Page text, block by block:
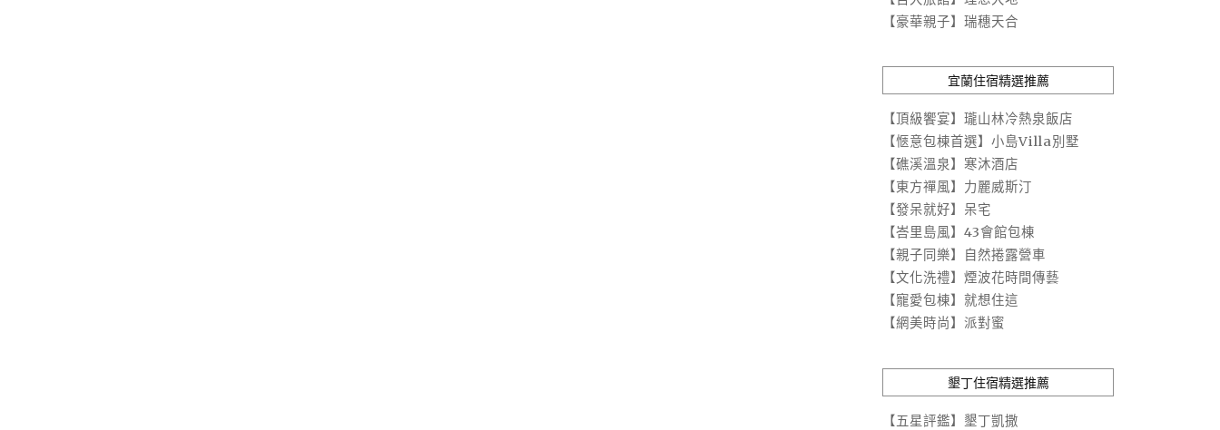
【豪華親子】瑞穗天合
宜蘭住宿精選推薦
【頂級饗宴】瓏山林冷熱泉飯店
【愜意包棟首選】小島Villa別墅
【礁溪溫泉】寒沐酒店
【東方禪風】力麗威斯汀
【發呆就好】呆宅
【峇里島風】43會館包棟
【親子同樂】自然捲露營車
【文化洗禮】煙波花時間傳藝
【寵愛包棟】就想住這
【網美時尚】派對蜜
墾丁住宿精選推薦
【五星評鑑】墾丁凱撒